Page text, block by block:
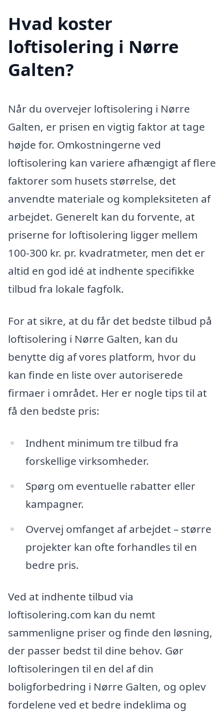
Hvad koster
loftisolering i Nørre
Galten?
Når du overvejer loftisolering i Nørre
Galten, er prisen en vigtig faktor at tage
højde for. Omkostningerne ved
loftisolering kan variere afhængigt af flere
faktorer som husets størrelse, det
anvendte materiale og kompleksiteten af
arbejdet. Generelt kan du forvente, at
priserne for loftisolering ligger mellem
100-300 kr. pr. kvadratmeter, men det er
altid en god idé at indhente specifikke
tilbud fra lokale fagfolk.
For at sikre, at du får det bedste tilbud på
loftisolering i Nørre Galten, kan du
benytte dig af vores platform, hvor du
kan finde en liste over autoriserede
firmaer i området. Her er nogle tips til at
få den bedste pris:
Indhent minimum tre tilbud fra
forskellige virksomheder.
Spørg om eventuelle rabatter eller
kampagner.
Overvej omfanget af arbejdet – større
projekter kan ofte forhandles til en
bedre pris.
Ved at indhente tilbud via
loftisolering.com kan du nemt
sammenligne priser og finde den løsning,
der passer bedst til dine behov. Gør
loftisoleringen til en del af din
boligforbedring i Nørre Galten, og oplev
fordelene ved et bedre indeklima og